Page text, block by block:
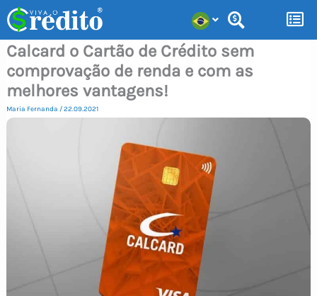
para
conteúdo
Calcard o Cartão de Crédito sem
comprovação de renda e com as
melhores vantagens!
Maria Fernanda /22.09.2021